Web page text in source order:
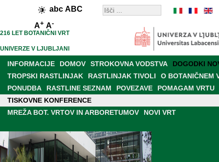
abc ABC
A+ A-
216 LET BOTANIČNI VRT
UNIVERZE V LJUBLJANI
INFORMACIJE DOMOV STROKOVNA VODSTVA DOGODKI
TISKOVNE KONFERENCE
TROPSKI RASTLINJAK RASTLINJAK TIVOLI
O BOTANIČNEM
PONUDBA
RASTLINE SEZNAM POVEZAVE
POMAGAM VRTU
PRODAJALNA
RAZISKAVE IN DELOVANJE
MREŽA BOT. VRTOV IN ARBORETUMOV
NOVI VRT